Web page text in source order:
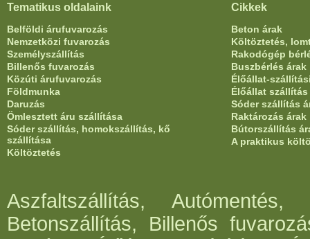
Tematikus oldalaink
Belföldi árufuvarozás
Nemzetközi fuvarozás
Személyszállítás
Billenős fuvarozás
Közúti árufuvarozás
Földmunka
Daruzás
Ömlesztett áru szállítása
Sóder szállítás, homokszállítás, kő
szállítása
Költöztetés
Cikkek
Beton árak
Költöztetés,
Rakodógép
Buszbérlés árak
Élőállat-
Élőállat
Sóder szállítás
Raktározás árak
Bútorszállítás
A praktikus
Aszfaltszállítás,
Betonszállítás, Billenős